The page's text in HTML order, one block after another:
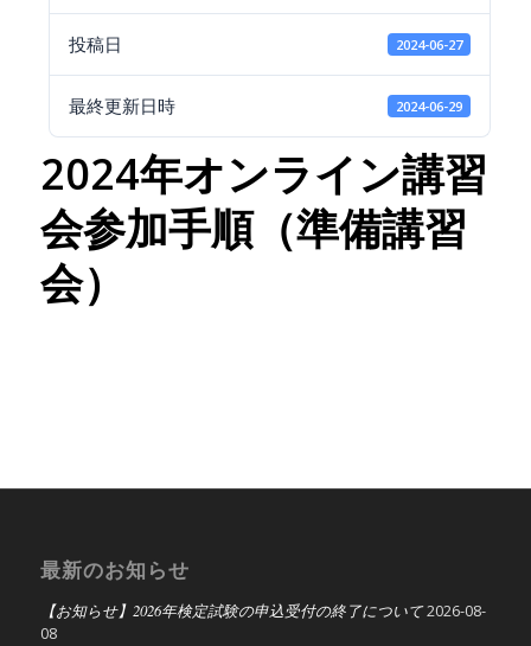
投稿日 2024-06-27
最終更新日時 2024-06-29
2024年オンライン講習
会参加手順（準備講習
会）
最新のお知らせ
【お知らせ】2026年検定試験の申込受付の終了について 2026-08-
08